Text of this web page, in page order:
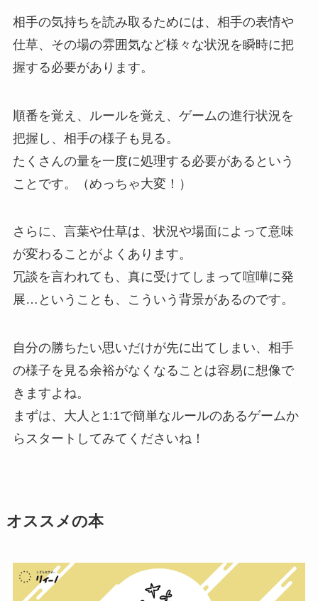
相手の気持ちを読み取るためには、相手の表情や
仕草、その場の雰囲気など様々な状況を瞬時に把
握する必要があります。
順番を覚え、ルールを覚え、ゲームの進行状況を
把握し、相手の様子も見る。
たくさんの量を一度に処理する必要があるという
ことです。（めっちゃ大変！）
さらに、言葉や仕草は、状況や場面によって意味
が変わることがよくあります。
冗談を言われても、真に受けてしまって喧嘩に発
展…ということも、こういう背景があるのです。
自分の勝ちたい思いだけが先に出てしまい、相手
の様子を見る余裕がなくなることは容易に想像で
きますよね。
まずは、大人と1:1で簡単なルールのあるゲームか
らスタートしてみてくださいね！
オススメの本